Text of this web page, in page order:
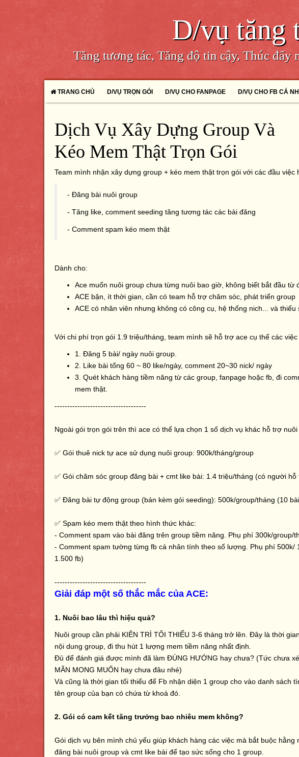
D/vụ tăng
Tăng tương tác, Tăng độ tin cậy, Thúc
TRANG CHỦ D/VỤ TRỌN GÓI D/VỤ CHO FANPAGE D/VỤ CHO FB CÁ
Dịch Vụ Xây Dựng Group Và
Kéo Mem Thật Trọn Gói
Team mình nhận xây dựng group + kéo mem thật trọn gói với các đầu việc
- Đăng bài nuôi group
- Tăng like, comment seeding tăng tương tác các bài đăng
- Comment spam kéo mem thật
Dành cho:
Ace muốn nuôi group chưa từng nuôi bao giờ, không biết bắt đầu từ
ACE bận, ít thời gian, cần có team hỗ trợ chăm sóc, phát triển group
ACE có nhân viên nhưng không có công cụ, hệ thống nich... và
Với chi phí trọn gói 1.9 triệu/tháng, team mình sẽ hỗ trợ ace cụ thể các
1. Đăng 5 bài/ ngày nuôi group.
2. Like bài tổng 60 ~ 80 like/ngày, comment 20~30 nick/ ngày
3. Quét khách hàng tiềm năng từ các group, fanpage hoặc fb, đi
mem thật.
------------------------------------
Ngoài gói trọn gói trên thì ace có thể lựa chọn 1 số dịch vụ khác hỗ trợ
✅ Gói thuê nick tự ace sử dụng nuôi group: 900k/tháng/group
✅ Gói chăm sóc group đăng bài + cmt like bài: 1.4 triệu/tháng (có người hỗ
✅ Đăng bài tự động group (bán kèm gói seeding): 500k/group/tháng (10
✅ Spam kéo mem thật theo hình thức khác:
- Comment spam vào bài đăng trên group tiềm năng. Phụ phí 300k/group/
- Comment spam tường từng fb cá nhân tính theo số lượng. Phụ phí
1.500 fb)
------------------------------------
Giải đáp một số thắc mắc của ACE:
1. Nuôi bao lâu thì hiệu quả?
Nuôi group cần phải KIÊN TRÌ TỐI THIỂU 3-6 tháng trở lên. Đây là thời
nội dung group, đi thu hút 1 lượng mem tiềm năng nhất định.
Đủ để đánh giá được mình đã làm ĐÚNG HƯỚNG hay chưa? (Tức chưa
MÃN MONG MUỐN hay chưa đâu nhé)
Và cũng là thời gian tối thiểu để Fb nhận diện 1 group cho vào danh sách
tên group của bạn có chứa từ khoá đó.
2. Gói có cam kết tăng trưởng bao nhiêu mem không?
Gói dịch vụ bên mình chủ yếu giúp khách hàng các việc mà bắt buộc hằng
đăng bài nuôi group và cmt like bài để tạo sức sống cho 1 group.